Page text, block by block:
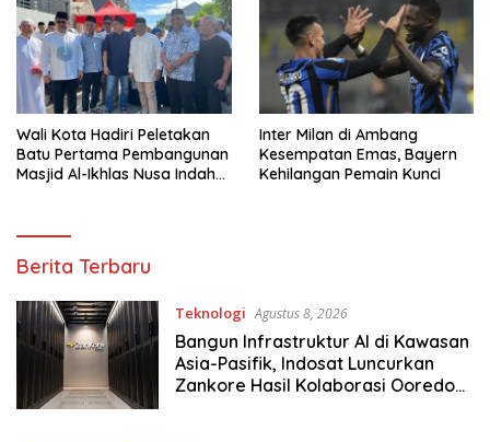
Wali Kota Hadiri Peletakan
Batu Pertama Pembangunan
Masjid Al-Ikhlas Nusa Indah
Inter Milan di Ambang
Kesempatan Emas, Bayern
Kehilangan Pemain Kunci
Sulselpedia.com
Berita Terbaru
Teknologi Agustus 8, 2026
Bangun Infrastruktur AI di Kawasan
Asia-Pasifik, Indosat Luncurkan
Zankore Hasil Kolaborasi Ooredoo